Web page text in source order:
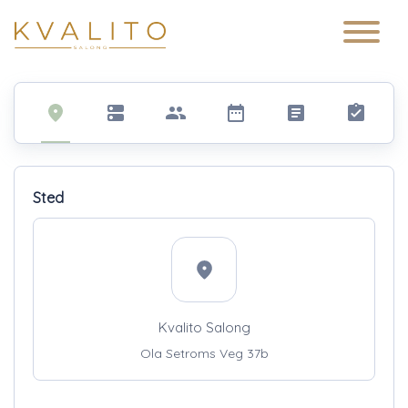
Main Navigation
Sted
Kvalito Salong
Ola Setroms Veg 37b